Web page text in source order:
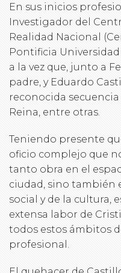
En sus inicios
Investigador del
Realidad Nacional
Pontificia Universidad
a la vez que, junto a
padre, y Eduardo
reconocida
Reina, entre otras.
Teniendo presente
oficio complejo que
tanto obra en el
ciudad, sino también
social y de la cultura,
extensa labor de
todos estos ámbitos
profesional.